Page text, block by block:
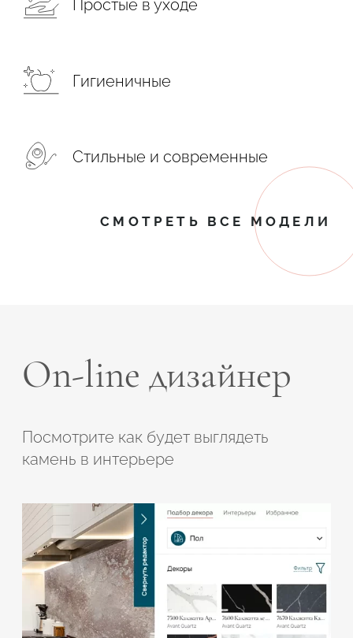
Простые в уходе
Гигиеничные
Стильные и современные
СМОТРЕТЬ ВСЕ МОДЕЛИ
On-line дизайнер
Посмотрите как будет выглядеть
камень в интерьере